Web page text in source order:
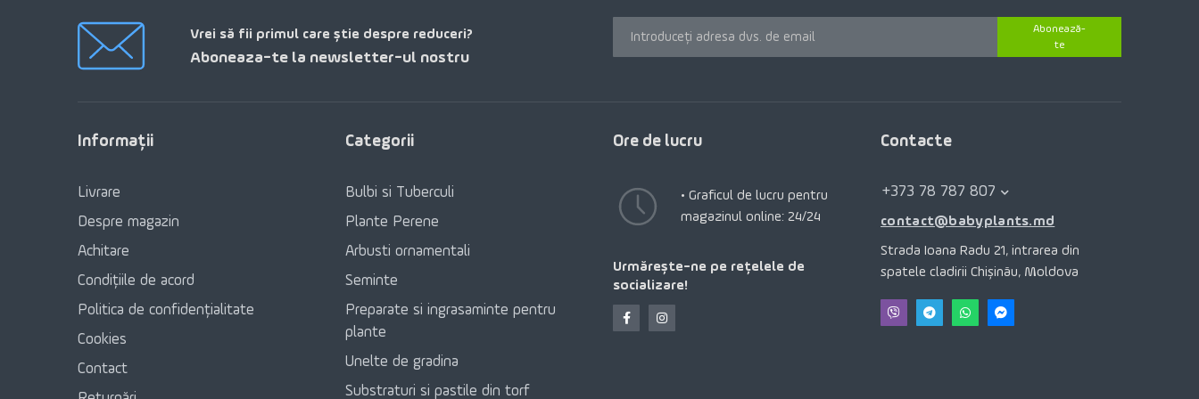
Vrei să fii primul care știe despre reduceri?
Aboneaza-te la newsletter-ul nostru
Abonează-
te
Informaţii
Livrare
Despre magazin
Achitare
Condițiile de acord
Politica de confidențialitate
Cookies
Contact
Categorii
Bulbi si Tuberculi
Plante Perene
Arbusti ornamentali
Seminte
Preparate si ingrasaminte pentru
plante
Unelte de gradina
Substraturi si pastile din torf
Ore de lucru
• Graficul de lucru pentru
magazinul online: 24/24
Urmărește-ne pe rețelele de
socializare!
Contacte
+373 78 787 807
contact@babyplants.md
Strada Ioana Radu 21, intrarea din
spatele cladirii Chișinău, Moldova